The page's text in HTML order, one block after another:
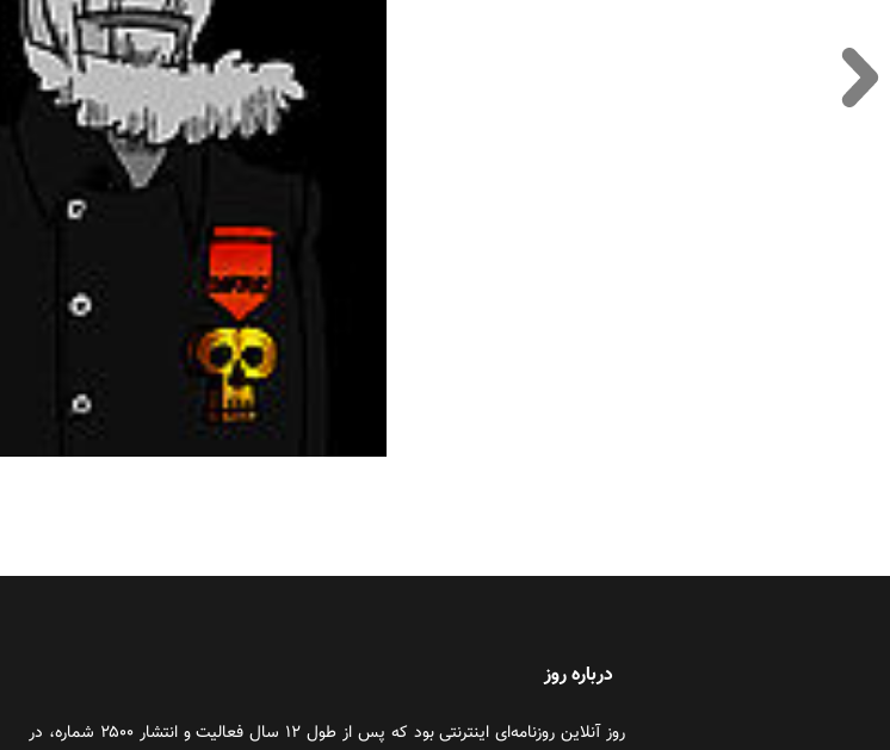
درباره روز
روز آنلاین روزنامه‌ای اینترنتی بود که پس از طول ۱۲ سال فعالیت و انتشار ۲۵۰۰ شماره، در